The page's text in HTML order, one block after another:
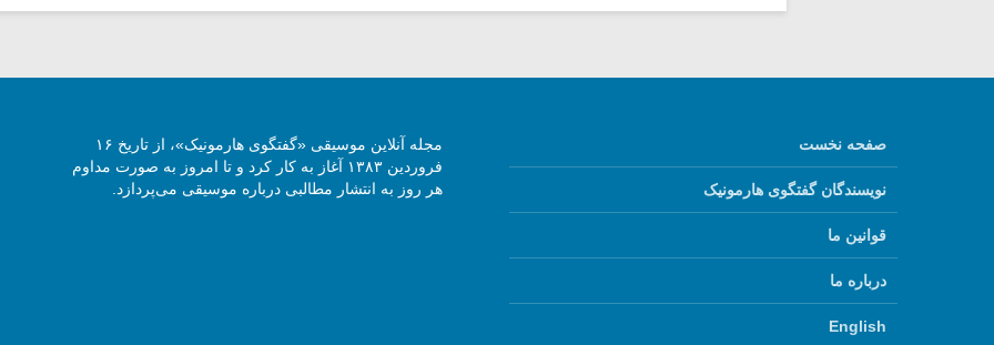
صفحه نخست
نویسندگان گفتگوی هارمونیک
قوانین ما
درباره ما
English
مجله آنلاین موسیقی «گفتگوی هارمونیک»، از تاریخ ۱۶
فروردین ۱۳۸۳ آغاز به کار کرد و تا امروز به صورت مداوم
هر روز به انتشار مطالبی درباره موسیقی می‌پردازد.